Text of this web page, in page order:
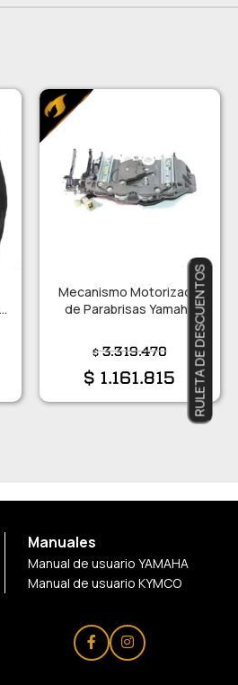
Mecanismo Motorizado
de Parabrisas Yamaha
$3.319.470
$ 1.161.815
Manuales
Manual de usuario YAMAHA
Manual de usuario KYMCO
RULETA DE DESCUENTOS